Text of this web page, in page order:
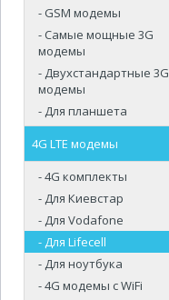
- GSM модемы
- Самые мощные 3G
модемы
- Двухстандартные 3G
модемы
- Для планшета
4G LTE модемы
- 4G комплекты
- Для Киевстар
- Для Vodafone
- Для Lifecell
- Для ноутбука
- 4G модемы с WiFi